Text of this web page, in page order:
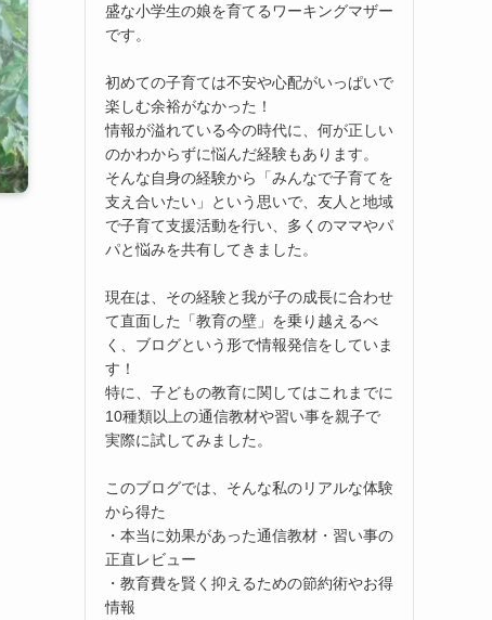
盛な小学生の娘を育てるワーキングマザー
です。
初めての子育ては不安や心配がいっぱいで
楽しむ余裕がなかった！
情報が溢れている今の時代に、何が正しい
のかわからずに悩んだ経験もあります。
そんな自身の経験から「みんなで子育てを
支え合いたい」という思いで、友人と地域
で子育て支援活動を行い、多くのママやパ
パと悩みを共有してきました。
現在は、その経験と我が子の成長に合わせ
て直面した「教育の壁」を乗り越えるべ
く、ブログという形で情報発信をしていま
す！
特に、子どもの教育に関してはこれまでに
10種類以上の通信教材や習い事を親子で
実際に試してみました。
このブログでは、そんな私のリアルな体験
から得た
・本当に効果があった通信教材・習い事の
正直レビュー
・教育費を賢く抑えるための節約術やお得
情報